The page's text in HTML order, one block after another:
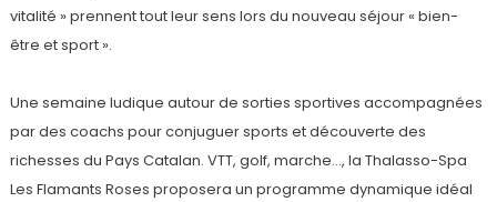
vitalité » prennent tout leur sens lors du nouveau séjour « bien-
être et sport ».
Une semaine ludique autour de sorties sportives accompagnées
par des coachs pour conjuguer sports et découverte des
richesses du Pays Catalan. VTT, golf, marche…, la Thalasso-Spa
Les Flamants Roses proposera un programme dynamique idéal